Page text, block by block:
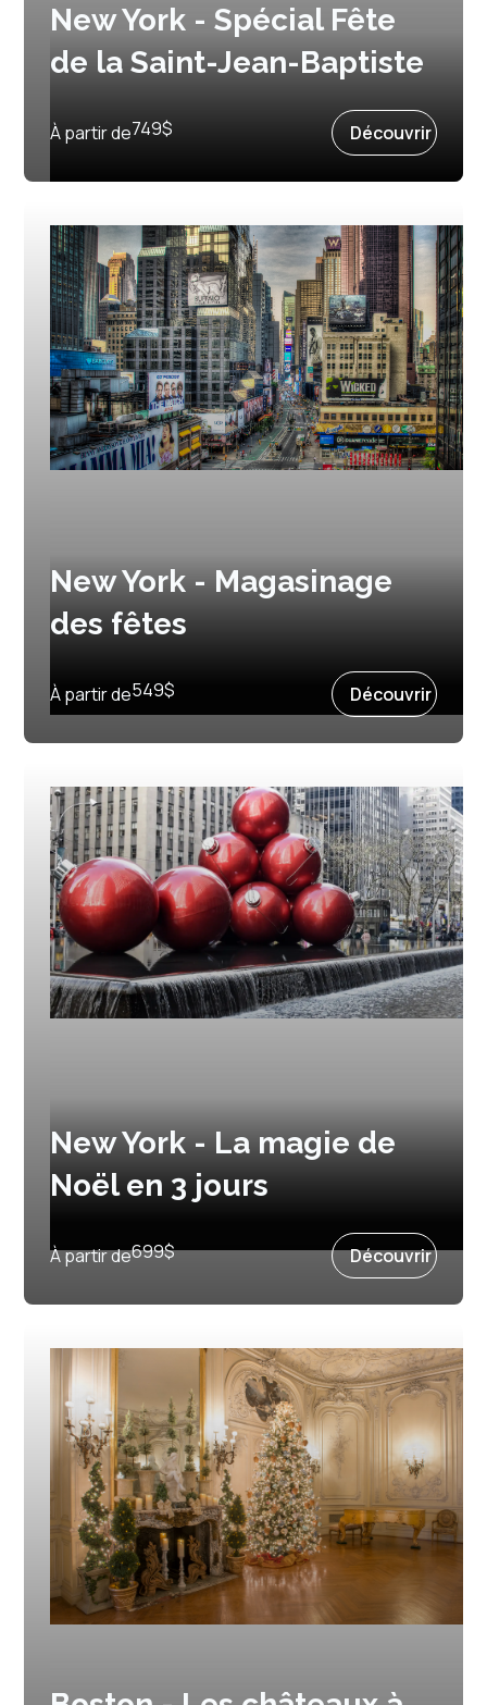
New York - Spécial Fête
de la Saint-Jean-Baptiste
24 juin 2027
À partir de749$ Découvrir
New York - Magasinage
des fêtes
10 décembre 2027
À partir de549$ Découvrir
New York - La magie de
Noël en 3 jours
23 décembre 2026
À partir de699$ Découvrir